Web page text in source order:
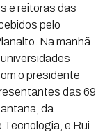
e reitoras das
pelo
Na manhã
o presidente
das 69
da
e Rui